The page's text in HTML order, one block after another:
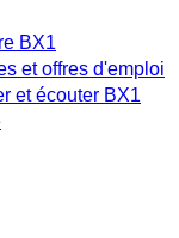
BX1
et offres d'emploi
et écouter BX1